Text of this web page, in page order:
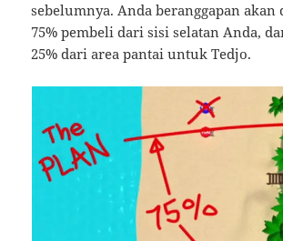
sebelumnya. Anda beranggapan akan
75% pembeli dari sisi selatan Anda,
25% dari area pantai untuk Tedjo.